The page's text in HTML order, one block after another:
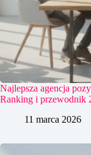
Najlepsza agencja
Ranking i przewodnik
11 marca 2026